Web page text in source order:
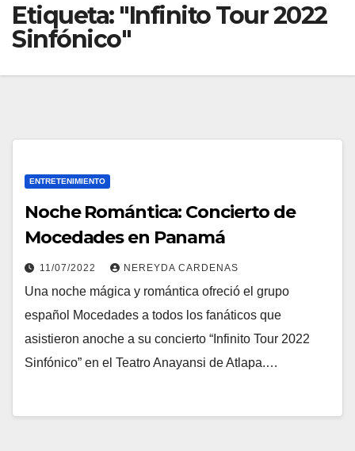
Etiqueta: "Infinito Tour 2022
Sinfónico"
ENTRETENIMIENTO
Noche Romántica: Concierto de
Mocedades en Panamá
11/07/2022 NEREYDA CARDENAS
Una noche mágica y romántica ofreció el grupo
español Mocedades a todos los fanáticos que
asistieron anoche a su concierto “Infinito Tour 2022
Sinfónico” en el Teatro Anayansi de Atlapa.…